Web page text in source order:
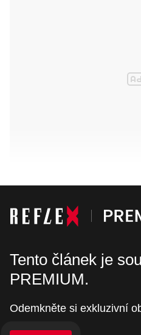
Tento článek je
PREMIUM.
Odemkněte si exkluzivní